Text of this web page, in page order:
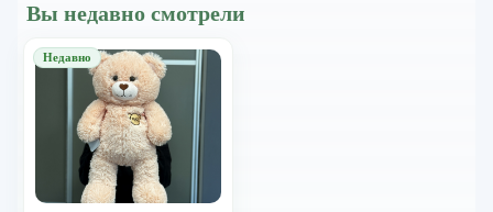
Вы недавно смотрели